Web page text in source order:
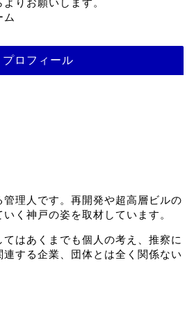
りお願いします。
ム
プロフィール
理人です。再開発や超高層ビルの
く神戸の姿を取材しています。
はあくまでも個人の考え、推察に
する企業、団体とは全く関係ない